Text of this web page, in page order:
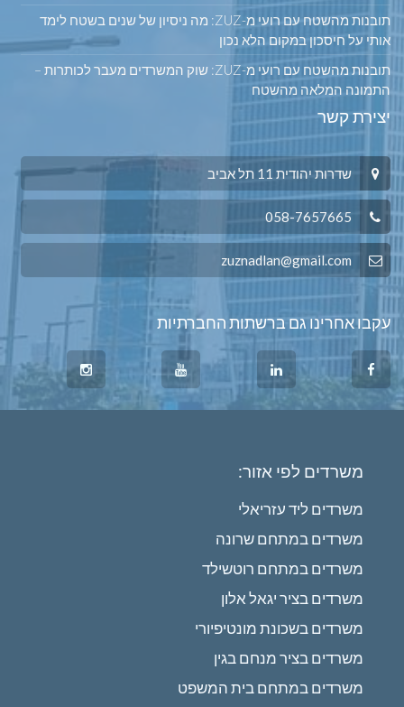
תובנות מהשטח עם רועי מ-ZUZ: מה ניסיון של שנים בשטח לימד
אותי על חיסכון במקום הלא נכון
תובנות מהשטח עם רועי מ-ZUZ: שוק המשרדים מעבר לכותרות –
התמונה המלאה מהשטח
יצירת קשר
שדרות יהודית 11 תל אביב
עקבו אחרינו גם ברשתות החברתיות
משרדים לפי אזור:
משרדים ליד עזריאלי
משרדים במתחם שרונה
משרדים במתחם רוטשילד
משרדים בציר יגאל אלון
משרדים בשכונת מונטיפיורי
משרדים בציר מנחם בגין
משרדים במתחם בית המשפט